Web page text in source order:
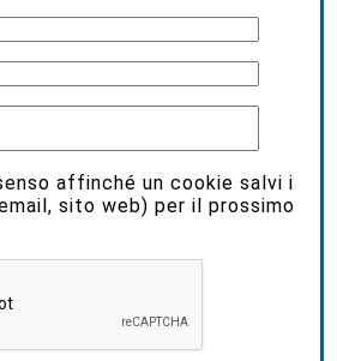
affinché un cookie salvi i
sito web) per il prossimo